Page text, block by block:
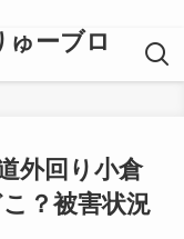
ゅーブロ
外回り小倉
？被害状況